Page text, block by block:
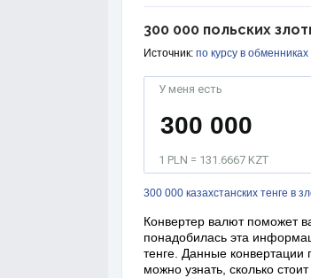
300 000 польских
Источник: по курсу в обменниках
300 000 казахстанских тенге в
У меня есть
1 PLN = 131.6667 KZT
Конвертер валют поможет
понадобилась эта
тенге. Данные конвертации
можно узнать, сколько